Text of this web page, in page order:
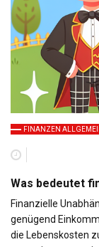
FINANZEN
Was bedeutet
Finanzielle
genügend
die Lebenskosten